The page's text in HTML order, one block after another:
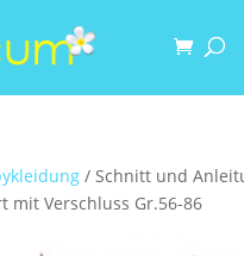
/ Schnitt und
mit Verschluss Gr.56-86